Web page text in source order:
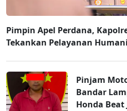
Pimpin Apel Perdana,
Tekankan Pelayanan
Pinjam
Bandar
Honda